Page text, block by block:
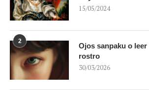
15/05/2024
2
Ojos sanpaku o
rostro
30/03/2026